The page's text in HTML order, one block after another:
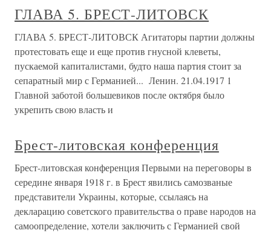
ГЛАВА 5. БРЕСТ-ЛИТОВСК
ГЛАВА 5. БРЕСТ-ЛИТОВСК Агитаторы партии должны
протестовать еще и еще против гнусной клеветы,
пускаемой капиталистами, будто наша партия стоит за
сепаратный мир с Германией... Ленин. 21.04.1917 1
Главной заботой большевиков после октября было
укрепить свою власть и
Брест-литовская конференция
Брест-литовская конференция Первыми на переговоры в
середине января 1918 г. в Брест явились самозваные
представители Украины, которые, ссылаясь на
декларацию советского правительства о праве народов на
самоопределение, хотели заключить с Германией свой